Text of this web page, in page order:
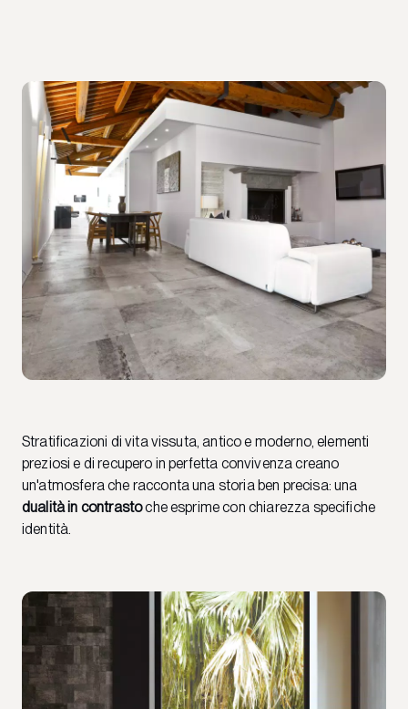
Stratificazioni di vita vissuta, antico e moderno, elementi
preziosi e di recupero in perfetta convivenza creano
un'atmosfera che racconta una storia ben precisa: una
dualità in contrastoche esprime con chiarezza specifiche
identità.